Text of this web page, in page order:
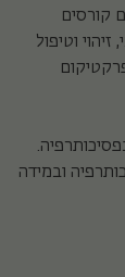
קורסים
וטיפול
ובמידה